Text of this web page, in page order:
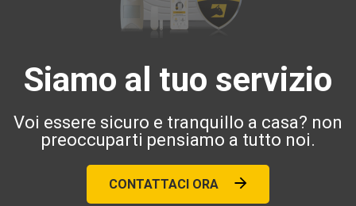
Siamo al tuo servizio
Voi essere sicuro e tranquillo a casa? non
preoccuparti pensiamo a tutto noi.
CONTATTACI ORA